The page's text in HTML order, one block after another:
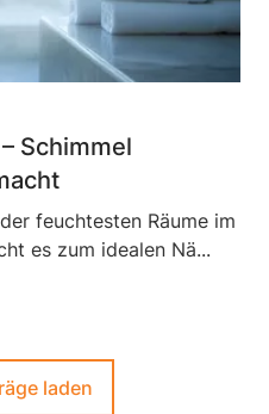
Schimmel
feuchtesten Räume im
es zum idealen Nä...
laden